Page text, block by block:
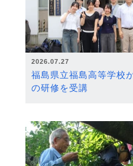
2026.07.27
福島県立福島高等学校
の研修を受講